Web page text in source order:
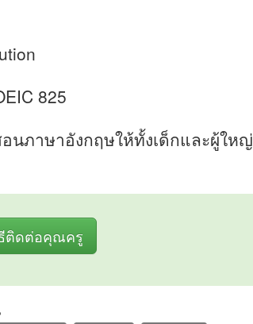
825
นภาษาอังกฤษให้ทั้งเด็กและผู้ใหญ่
ติดต่อคุณครู